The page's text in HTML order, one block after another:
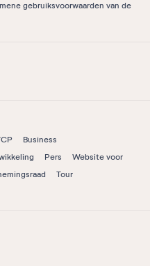
gebruiksvoorwaarden van de
Business
Pers
Website voor
Tour